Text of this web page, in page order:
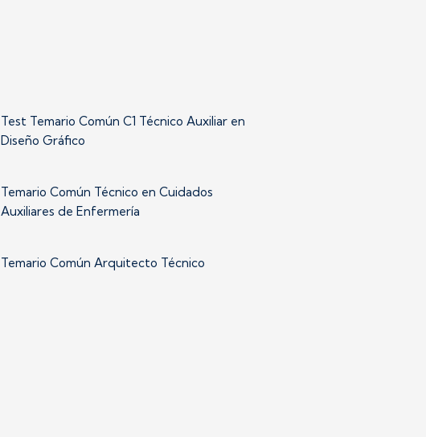
Test Temario Común C1 Técnico Auxiliar en
Diseño Gráfico
Temario Común Técnico en Cuidados
Auxiliares de Enfermería
Temario Común Arquitecto Técnico